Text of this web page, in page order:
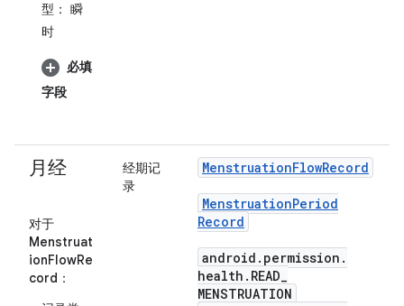
型： 瞬
时
必填
字段
月经
对于
Menstruat
ionFlowRe
cord ：
经期记
录
MenstruationFlowRecord
MenstruationPeriod
Record
android . permission .
health . READ_
MENSTRUATION